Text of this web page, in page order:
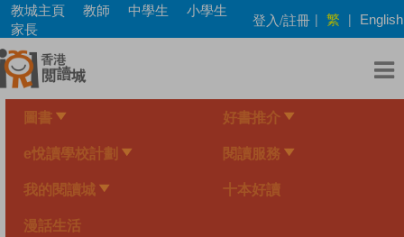
Skip
main
content
教城主頁 教師 中學生
小學生
家長
登入/註冊 | 繁 | English
圖書 好書推介
e悅讀學校計劃 閱讀服務
我的閱讀城 十本好讀
漫話生活